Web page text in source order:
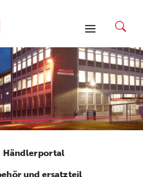
Händlerportal
und ersatzteil